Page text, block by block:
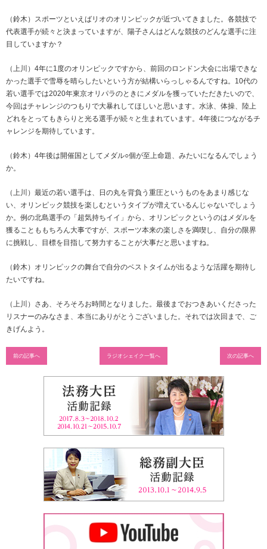
（鈴木）スポーツといえばリオのオリンピックが近づいてきました。各競技で
代表選手が続々と決まっていますが、陽子さんはどんな競技のどんな選手に注
目していますか？
（上川）4年に1度のオリンピックですから、前回のロンドン大会に出場できな
かった選手で雪辱を晴らしたいという方が結構いらっしゃるんですね。10代の
若い選手では2020年東京オリパラのときにメダルを獲っていただきたいので、
今回はチャレンジのつもりで大暴れしてほしいと思います。水泳、体操、陸上
どれをとってもきらりと光る選手が続々と生まれています。4年後につながるチ
ャレンジを期待しています。
（鈴木）4年後は開催国としてメダル○個が至上命題、みたいになるんでしょう
か。
（上川）最近の若い選手は、日の丸を背負う重圧というものをあまり感じな
い、オリンピック競技を楽しむというタイプが増えているんじゃないでしょう
か。例の北島選手の「超気持ちイイ」から、オリンピックというのはメダルを
獲ることももちろん大事ですが、スポーツ本来の楽しさを満喫し、自分の限界
に挑戦し、目標を目指して努力することが大事だと思いますね。
（鈴木）オリンピックの舞台で自分のベストタイムが出るような活躍を期待し
たいですね。
（上川）さあ、そろそろお時間となりました。最後までおつきあいくださった
リスナーのみなさま、本当にありがとうございました。それでは次回まで、ご
きげんよう。
前の記事へ ラジオシェイク一覧へ 次の記事へ